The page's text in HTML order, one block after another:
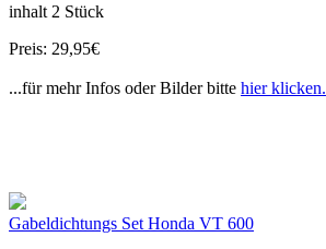
inhalt 2 Stück
Preis: 29,95€
...für mehr Infos oder Bilder bitte hier klicken.
Gabeldichtungs Set Honda VT 600